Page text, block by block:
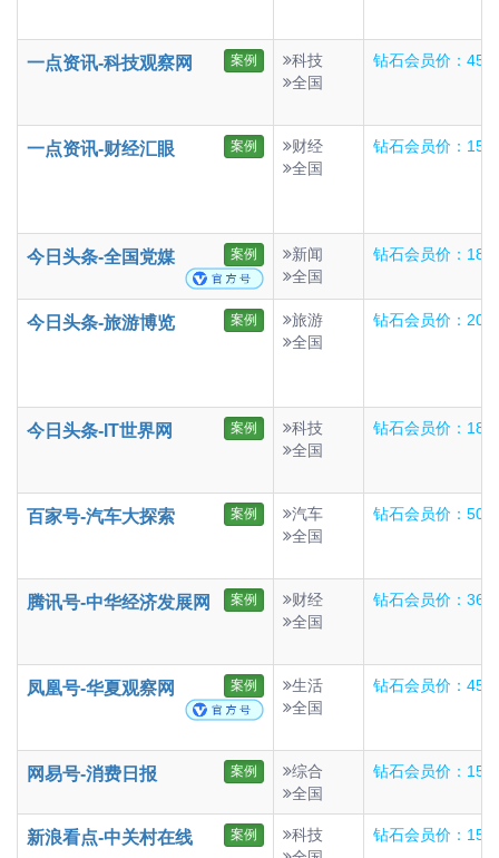
一点资讯-科技观察网 案例
科技
全国
钻石会员价：45元
一点资讯-财经汇眼 案例
财经
全国
钻石会员价：15元
今日头条-全国党媒 案例
新闻
全国
钻石会员价：182
今日头条-旅游博览 案例
旅游
全国
钻石会员价：20元
今日头条-IT世界网 案例
科技
全国
钻石会员价：18元
百家号-汽车大探索 案例
汽车
全国
钻石会员价：50元
腾讯号-中华经济发展网 案例
财经
全国
钻石会员价：36元
凤凰号-华夏观察网 案例
生活
全国
钻石会员价：45元
网易号-消费日报 案例
综合
全国
钻石会员价：150
新浪看点-中关村在线 案例
科技
钻石会员价：150